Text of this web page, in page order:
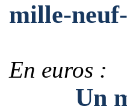
mille-
En euros :
Un